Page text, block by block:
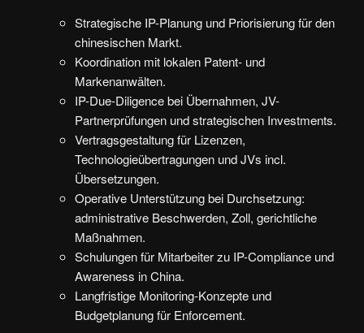
Strategische IP-Planung und Priorisierung für den
chinesischen Markt.
Koordination mit lokalen Patent- und
Markenanwälten.
IP-Due-Diligence bei Übernahmen, JV-
Partnerprüfungen und strategischen Investments.
Vertragsgestaltung für Lizenzen,
Technologieübertragungen und JVs incl.
Übersetzungen.
Operative Unterstützung bei Durchsetzung:
administrative Beschwerden, Zoll, gerichtliche
Maßnahmen.
Schulungen für Mitarbeiter zu IP-Compliance und
Awareness in China.
Langfristige Monitoring-Konzepte und
Budgetplanung für Enforcement.